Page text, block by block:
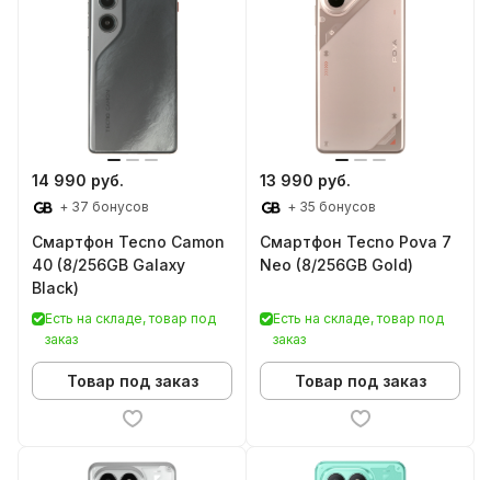
14 990 руб.
+ 37 бонусов
Смартфон Tecno Camon
40 (8/256GB Galaxy
Black)
Есть на складе, товар под
заказ
Товар под заказ
13 990 руб.
+ 35 бонусов
Смартфон Tecno Pova 7
Neo (8/256GB Gold)
Есть на складе, товар под
заказ
Товар под заказ